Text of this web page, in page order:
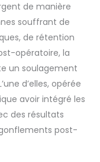
d'intensité,
de 20
parfaits
profonde
une
réglable de
et la
de
les
de manière
souffrant de
de rétention
opératoire, la
un soulagement
d’elles, opérée
avoir intégré les
des résultats
post-